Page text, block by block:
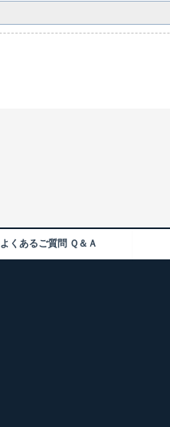
よくあるご質問 Ｑ＆Ａ